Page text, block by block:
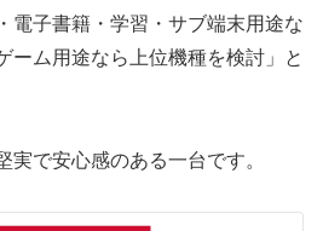
電子書籍・学習・サブ端末用途な
ーム用途なら上位機種を検討」と
実で安心感のある一台です。